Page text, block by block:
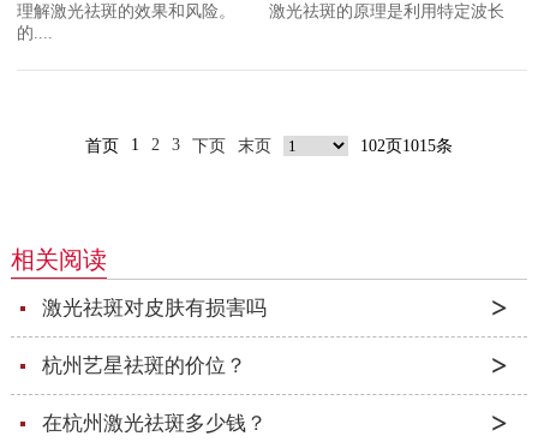
理解激光祛斑的效果和风险。 激光祛斑的原理是利用特定波长
的....
首页 1 2 3 下页 末页 102页1015条
相关阅读
激光祛斑对皮肤有损害吗
杭州艺星祛斑的价位？
在杭州激光祛斑多少钱？